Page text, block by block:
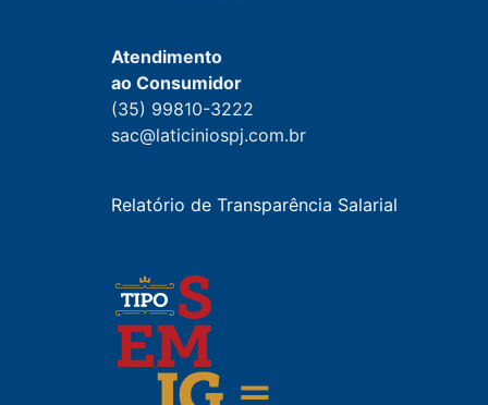
Atendimento
ao Consumidor
(35) 99810-3222
sac@laticiniospj.com.br
Relatório de Transparência Salarial